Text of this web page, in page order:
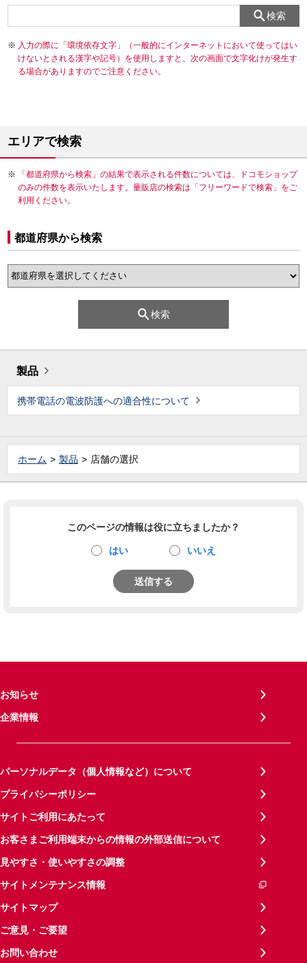
検索
入力の際に「環境依存文字」（一般的にインターネットにおいて使ってはい
けないとされる漢字や記号）を使用しますと、次の画面で文字化けが発生す
る場合がありますのでご注意ください。
エリアで検索
「都道府県から検索」の結果で表示される件数については、ドコモショップ
のみの件数を表示いたします。量販店の検索は「フリーワードで検索」をご
利用ください。
都道府県から検索
検索
製品
携帯電話の電波防護への適合性について
ホーム 製品 店舗の選択
このページの情報は役に立ちましたか？
はい いいえ
送信する
お知らせ
企業情報
パーソナルデータ（個人情報など）について
プライバシーポリシー
サイトご利用にあたって
お客さまご利用端末からの情報の外部送信について
見やすさ・使いやすさの調整
サイトメンテナンス情報
サイトマップ
ご意見・ご要望
お問い合わせ